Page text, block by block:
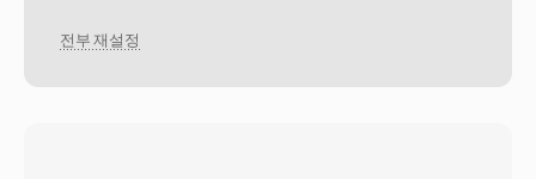
전부 재설정